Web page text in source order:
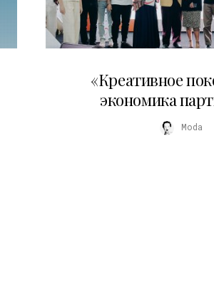
«Креативное
экономика
Moda